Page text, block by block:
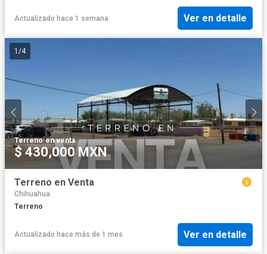
Actualizado hace 1 semana Ver en detalle
1 /4
Terreno·en venta
$ 430,000 MXN
Terreno en Venta
Chihuahua
Terreno
Actualizado hace más de 1 mes Ver en detalle